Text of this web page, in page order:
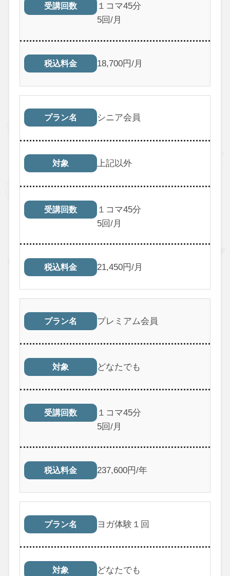
受講回数
１コマ45分
5回/月
税込料金 18,700円/月
プラン名 シニア会員
対象 上記以外
受講回数
１コマ45分
5回/月
税込料金 21,450円/月
プラン名 プレミアム会員
対象 どなたでも
受講回数
１コマ45分
5回/月
税込料金 237,600円/年
プラン名 ヨガ体験１回
対象 どなたでも